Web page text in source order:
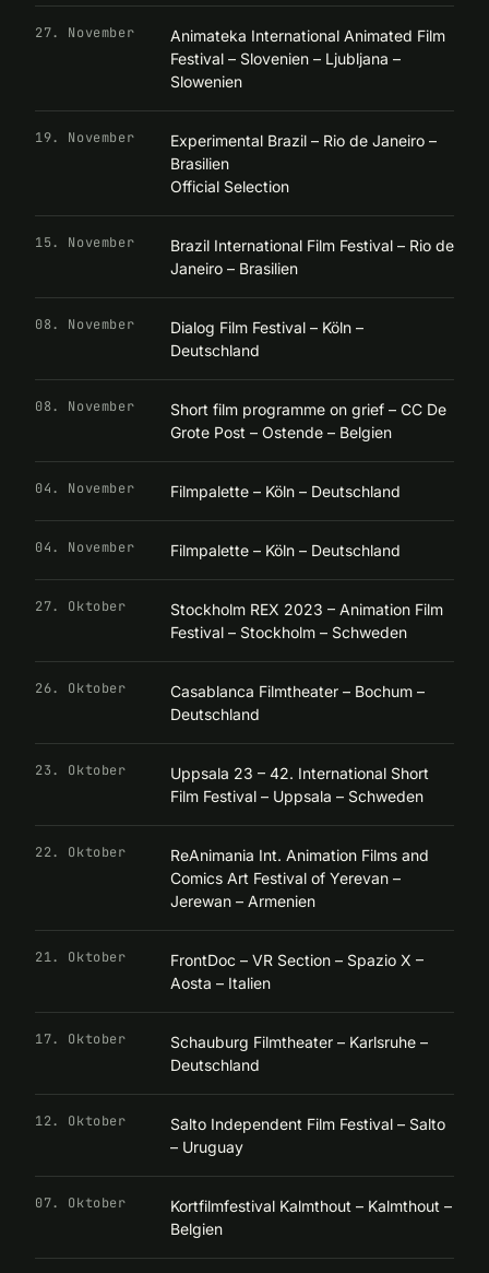
27. November
Animateka International Animated Film
Festival – Slovenien – Ljubljana –
Slowenien
19. November
Experimental Brazil – Rio de Janeiro –
Brasilien
Official Selection
15. November
Brazil International Film Festival – Rio de
Janeiro – Brasilien
08. November
Dialog Film Festival – Köln –
Deutschland
08. November
Short film programme on grief – CC De
Grote Post – Ostende – Belgien
04. November Filmpalette – Köln – Deutschland
04. November Filmpalette – Köln – Deutschland
27. Oktober
Stockholm REX 2023 – Animation Film
Festival – Stockholm – Schweden
26. Oktober
Casablanca Filmtheater – Bochum –
Deutschland
23. Oktober
Uppsala 23 – 42. International Short
Film Festival – Uppsala – Schweden
22. Oktober
ReAnimania Int. Animation Films and
Comics Art Festival of Yerevan –
Jerewan – Armenien
21. Oktober
FrontDoc – VR Section – Spazio X –
Aosta – Italien
17. Oktober
Schauburg Filmtheater – Karlsruhe –
Deutschland
12. Oktober
Salto Independent Film Festival – Salto
– Uruguay
07. Oktober
Kortfilmfestival Kalmthout – Kalmthout –
Belgien